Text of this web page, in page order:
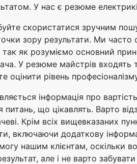
У нас є резюме
скористатися зручним
зору результати. Ми
як розуміємо основний
У резюме майстрів входять
рівень
інформація про
що цікавлять. Варто
Крім всіх вищевказаних
включаючи додаткову
нашим клієнтам, оскільки
але і не варто